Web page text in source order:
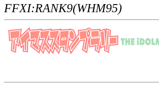
FFXI:RANK9(WHM95)